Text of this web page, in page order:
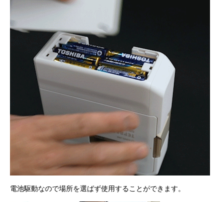
電池駆動なので場所を選ばず使用することができます。